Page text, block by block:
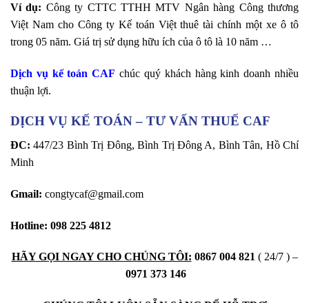
Ví dụ: Công ty CTTC TTHH MTV Ngân hàng Công thương
Việt Nam cho Công ty Kế toán Việt thuê tài chính một xe ô tô
trong 05 năm. Giá trị sử dụng hữu ích của ô tô là 10 năm …
Dịch vụ kế toán CAF chúc quý khách hàng kinh doanh nhiều
thuận lợi.
DỊCH VỤ KẾ TOÁN – TƯ VẤN THUẾ CAF
ĐC: 447/23 Bình Trị Đông, Bình Trị Đông A, Bình Tân, Hồ Chí
Minh
Gmail: congtycaf@gmail.com
Hotline: 098 225 4812
HÃY GỌI NGAY CHO CHÚNG TÔI: 0867 004 821 ( 24/7 ) –
0971 373 146